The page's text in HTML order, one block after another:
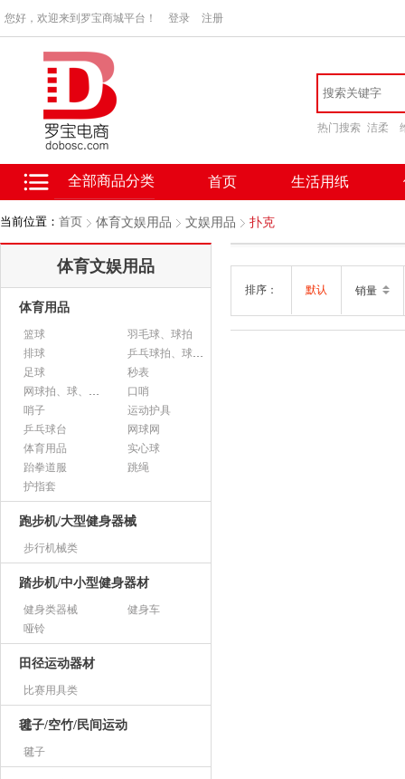
您好，欢迎来到罗宝商城平台！ 登录 注册
热门搜索 洁柔
全部商品分类 首页 生活用纸
当前位置： 首页 体育文娱用品 文娱用品 扑克
体育文娱用品
体育用品
篮球
羽毛球、球拍
排球
乒乓球拍、球、配件
足球
秒表
网球拍、球、配件
口哨
哨子
运动护具
乒乓球台
网球网
体育用品
实心球
跆拳道服
跳绳
护指套
跑步机/大型健身器械
步行机械类
踏步机/中小型健身器材
健身类器械
健身车
哑铃
田径运动器材
比赛用具类
毽子/空竹/民间运动
毽子
排序： 默认 销量